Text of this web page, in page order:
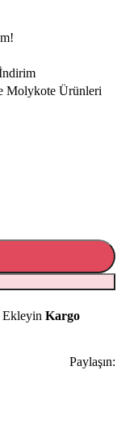
Molykote Ürünleri
Kargo
Paylaşın: